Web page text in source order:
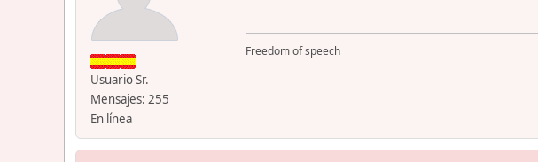
Usuario Sr.
Mensajes: 255
En línea
Freedom of speech